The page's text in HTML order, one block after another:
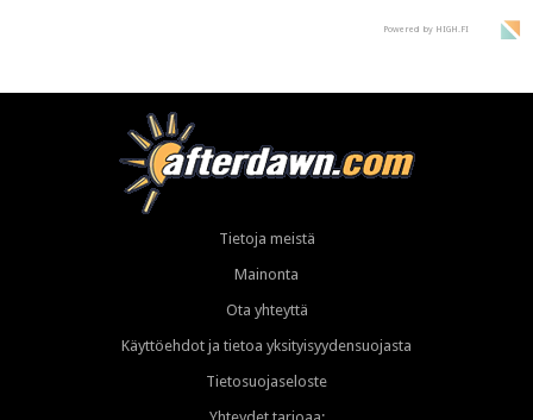
Powered by HIGH.FI
Tietoja meistä
Mainonta
Ota yhteyttä
Käyttöehdot ja tietoa yksityisyydensuojasta
Tietosuojaseloste